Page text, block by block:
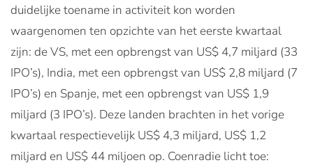
duidelijke toename in activiteit kon worden
waargenomen ten opzichte van het eerste kwartaal
zijn: de VS, met een opbrengst van US$ 4,7 miljard (33
IPO’s), India, met een opbrengst van US$ 2,8 miljard (7
IPO’s) en Spanje, met een opbrengst van US$ 1,9
miljard (3 IPO’s). Deze landen brachten in het vorige
kwartaal respectievelijk US$ 4,3 miljard, US$ 1,2
miljard en US$ 44 miljoen op. Coenradie licht toe: